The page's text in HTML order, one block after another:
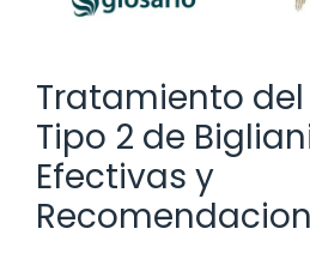
Tratamiento
Tipo 2 de
Efectivas y